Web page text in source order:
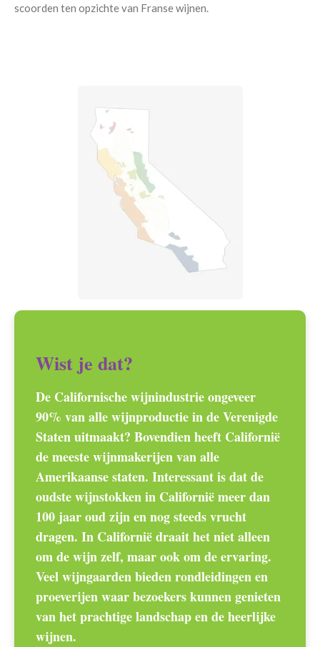
scoorden ten opzichte van Franse wijnen.
Wist je dat?
De Californische wijnindustrie ongeveer
90% van alle wijnproductie in de Verenigde
Staten uitmaakt? Bovendien heeft Californië
de meeste wijnmakerijen van alle
Amerikaanse staten. Interessant is dat de
oudste wijnstokken in Californië meer dan
100 jaar oud zijn en nog steeds vrucht
dragen. In Californië draait het niet alleen
om de wijn zelf, maar ook om de ervaring.
Veel wijngaarden bieden rondleidingen en
proeverijen waar bezoekers kunnen genieten
van het prachtige landschap en de heerlijke
wijnen.